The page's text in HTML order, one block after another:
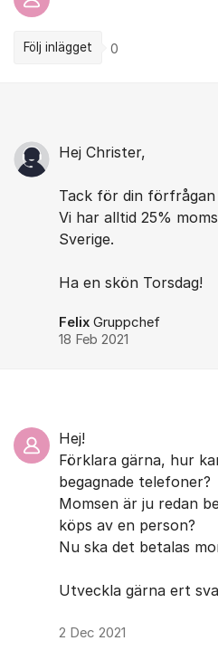
Följ inlägget 0
Hej Christer,
Tack för din förfrågan
Vi har alltid 25%
Sverige.
Ha en skön Torsdag!
Felix Gruppchef
18 Feb 2021
Hej!
Förklara gärna, hur
begagnade telefoner?
Momsen är ju redan
köps av en person?
Nu ska det betalas
Utveckla gärna ert
2 Dec 2021